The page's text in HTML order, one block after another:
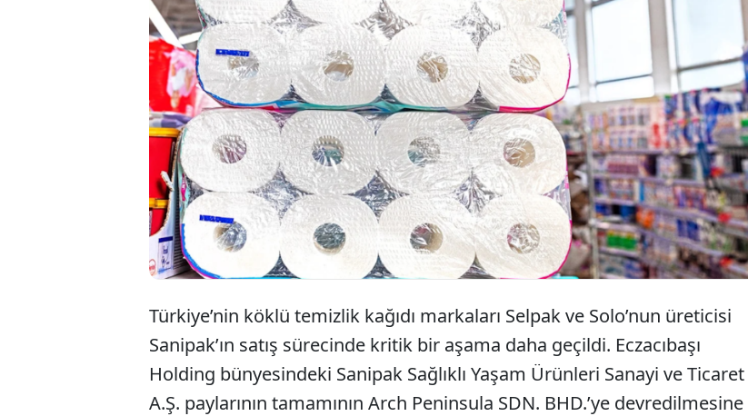
Türkiye'nin dev tuvalet kağıdı markaları Selpak ve
Solo’nun üreticisi Sanipak’ın satışına ilişkin Rekabet
Kurulu yurtdışı onayını verdi.
Türkiye’nin köklü temizlik kağıdı markaları Selpak ve Solo’nun üreticisi
Sanipak’ın satış sürecinde kritik bir aşama daha geçildi. Eczacıbaşı
Holding bünyesindeki Sanipak Sağlıklı Yaşam Ürünleri Sanayi ve Ticaret
A.Ş. paylarının tamamının Arch Peninsula SDN. BHD.’ye devredilmesine